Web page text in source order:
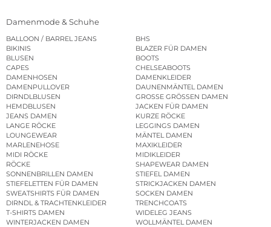
Damenmode & Schuhe
BALLOON / BARREL JEANS
BHS
BIKINIS
BLAZER FÜR DAMEN
BLUSEN
BOOTS
CAPES
CHELSEABOOTS
DAMENHOSEN
DAMENKLEIDER
DAMENPULLOVER
DAUNENMÄNTEL DAMEN
DIRNDLBLUSEN
GROSSE GRÖSSEN DAMEN
HEMDBLUSEN
JACKEN FÜR DAMEN
JEANS DAMEN
KURZE RÖCKE
LANGE RÖCKE
LEGGINGS DAMEN
LOUNGEWEAR
MÄNTEL DAMEN
MARLENEHOSE
MAXIKLEIDER
MIDI RÖCKE
MIDIKLEIDER
RÖCKE
SHAPEWEAR DAMEN
SONNENBRILLEN DAMEN
STIEFEL DAMEN
STIEFELETTEN FÜR DAMEN
STRICKJACKEN DAMEN
SWEATSHIRTS FÜR DAMEN
SOCKEN DAMEN
DIRNDL & TRACHTENKLEIDER
TRENCHCOATS
T-SHIRTS DAMEN
WIDELEG JEANS
WINTERJACKEN DAMEN
WOLLMÄNTEL DAMEN